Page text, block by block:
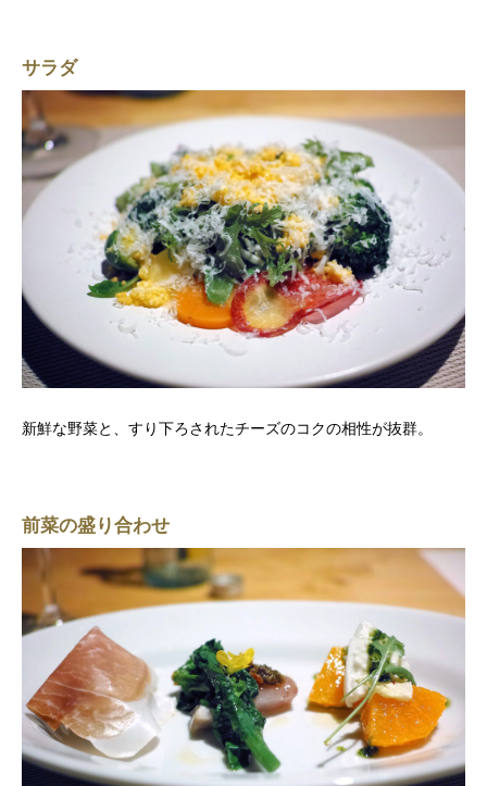
サラダ
新鮮な野菜と、すり下ろされたチーズのコクの相性が抜群。
前菜の盛り合わせ